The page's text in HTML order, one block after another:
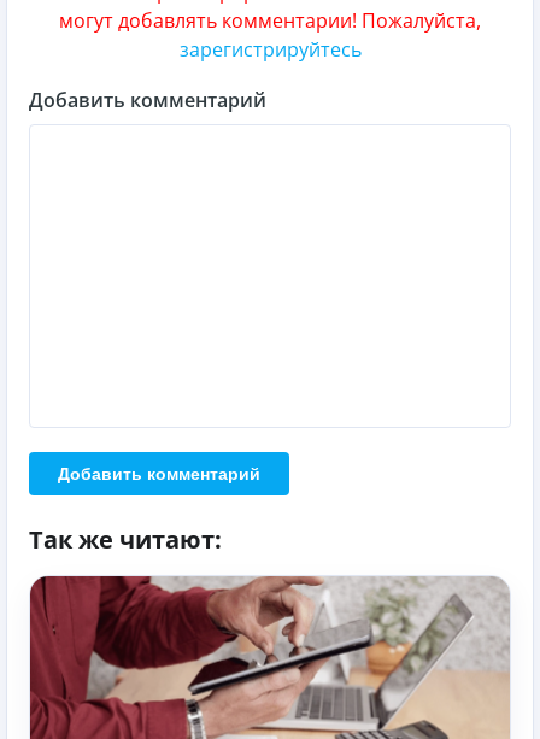
могут добавлять комментарии! Пожалуйста,
зарегистрируйтесь
Добавить комментарий
Добавить комментарий
Так же читают: